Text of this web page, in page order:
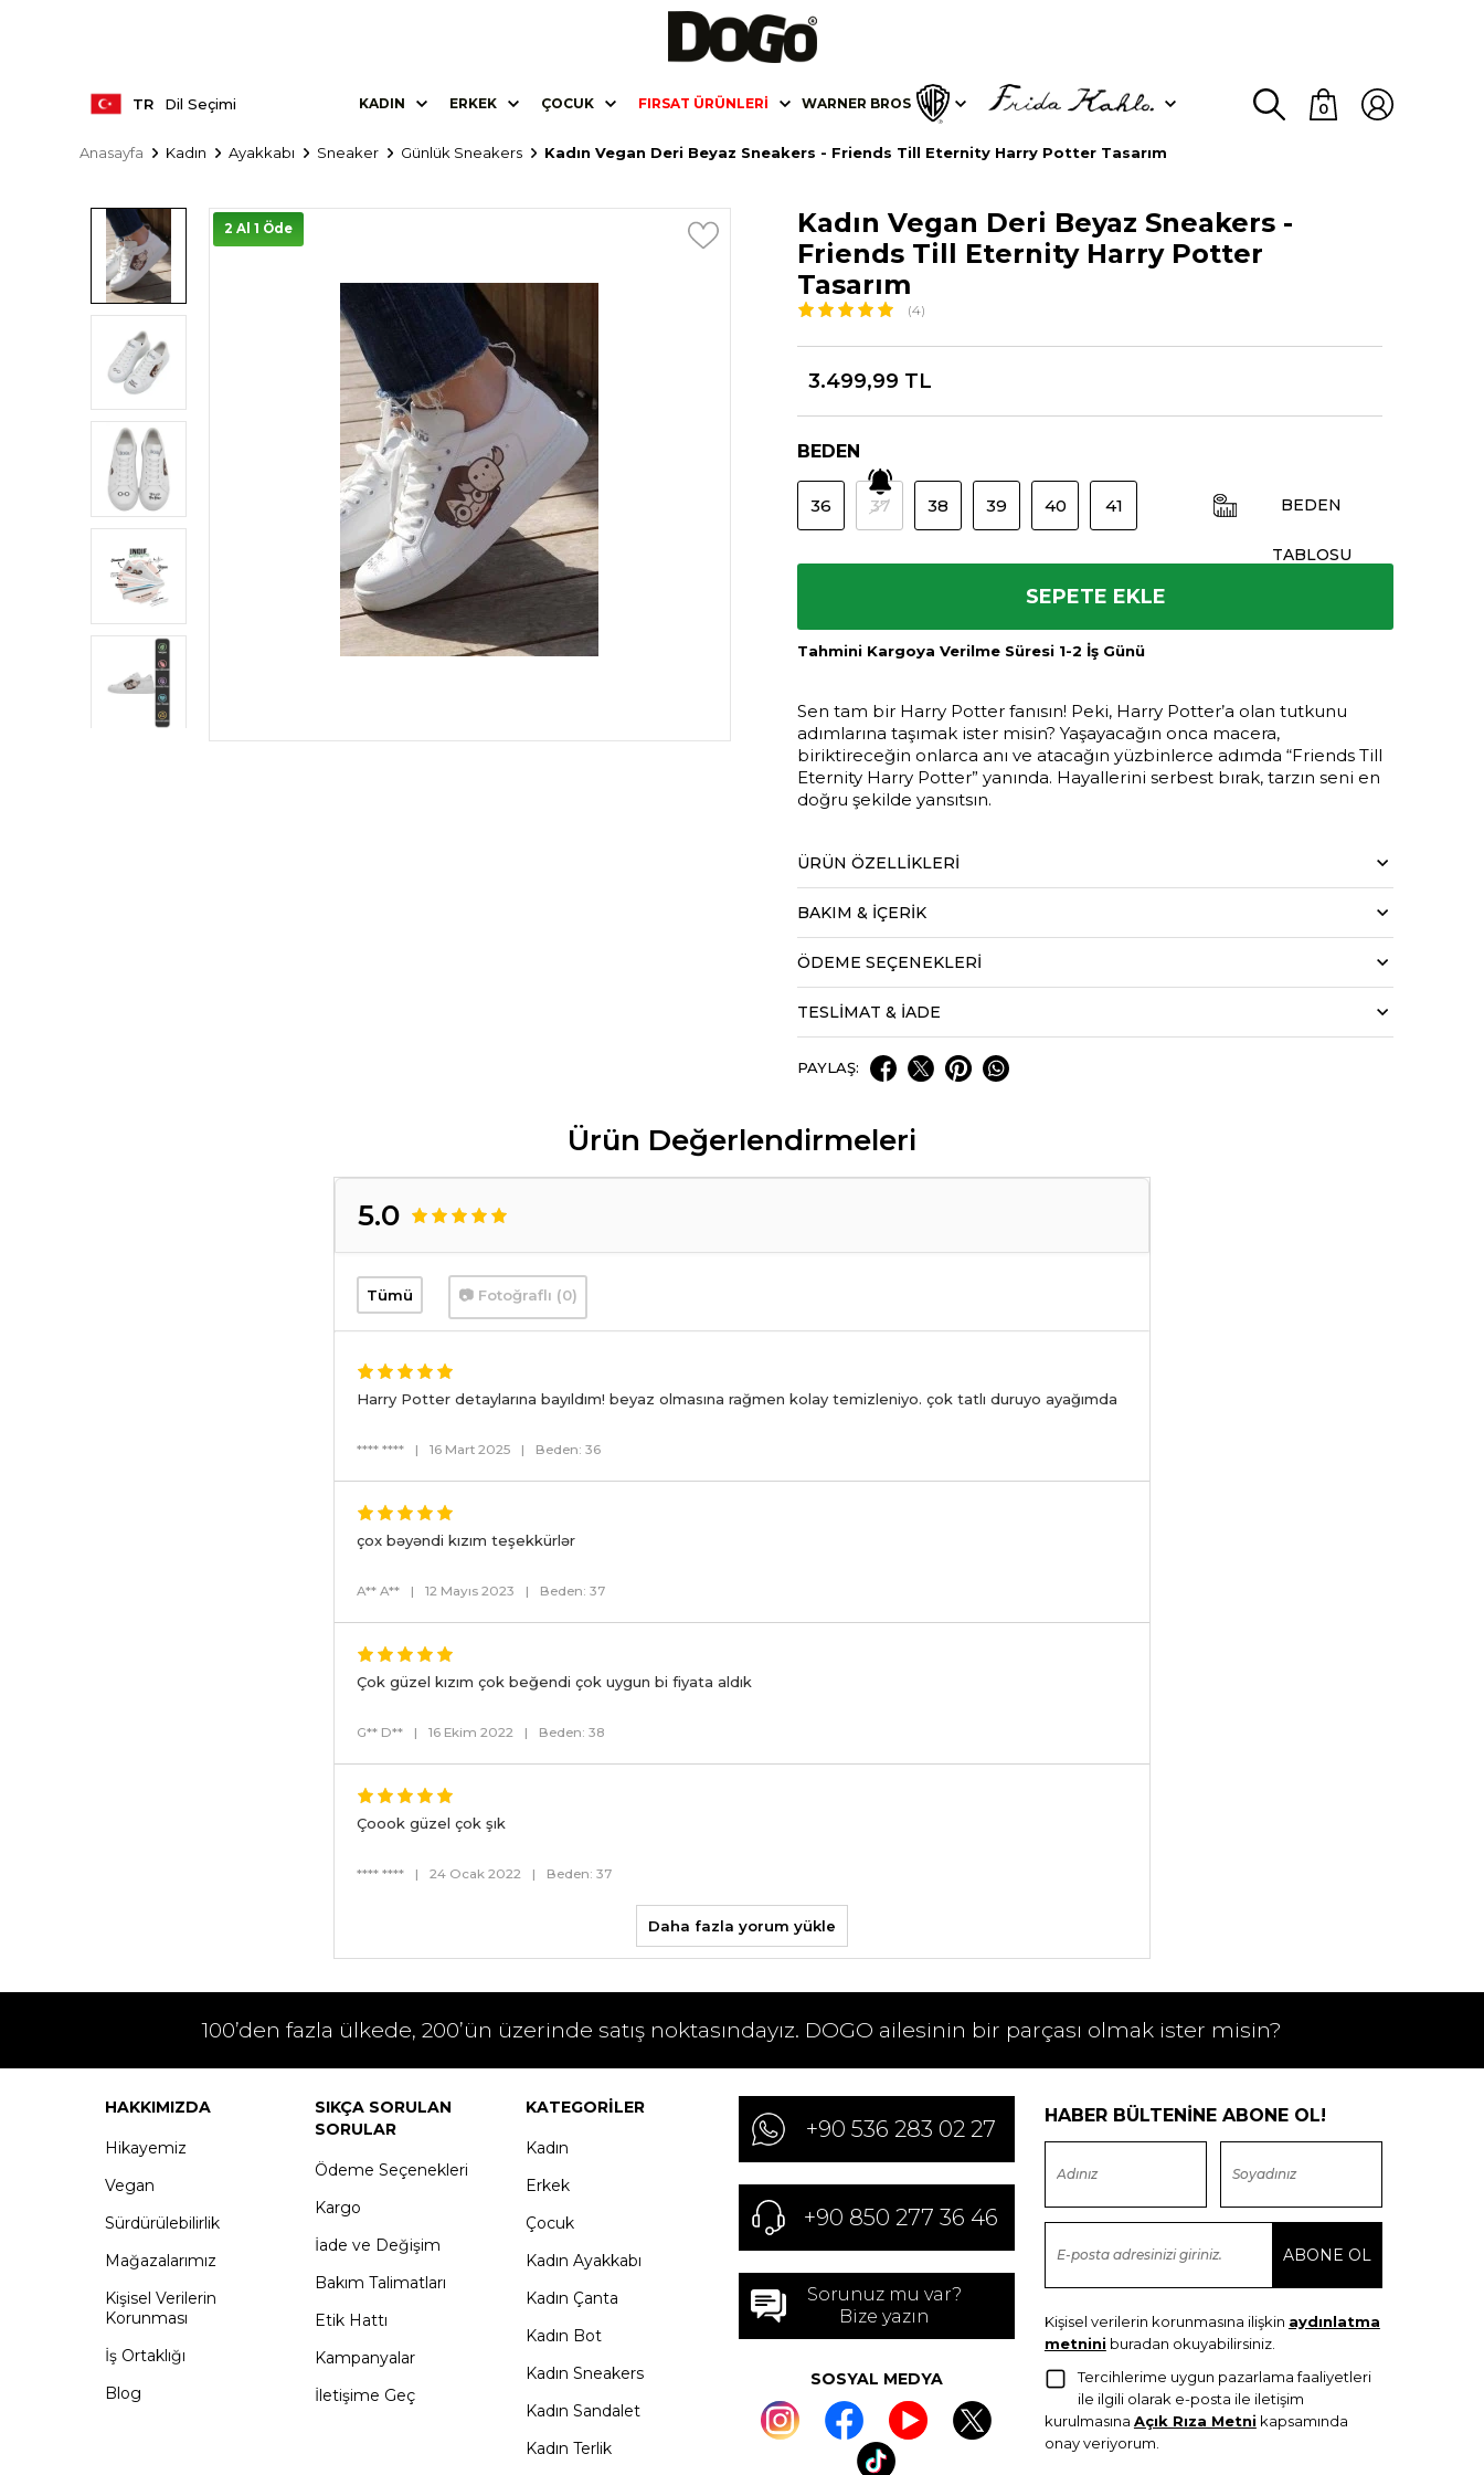
TR Dil Seçimi KADIN ERKEK ÇOCUK FIRSAT ÜRÜNLERI WARNER BROS 0
Anasayfa Kadın Ayakkabı Sneaker Günlük Sneakers Kadın Vegan Deri Beyaz Sneakers - Friends Till Eternity Harry Potter Tasarım
2 Al 1 Öde
Kadın Vegan Deri Beyaz Sneakers -
Friends Till Eternity Harry Potter
Tasarım
(4)
3.499,99 TL
BEDEN
36 37 38 39 40 41 BEDEN
TABLOSU
SEPETE EKLE
Tahmini Kargoya Verilme Süresi 1-2 İş Günü
Sen tam bir Harry Potter fanısın! Peki, Harry Potter’a olan tutkunu
adımlarına taşımak ister misin? Yaşayacağın onca macera,
biriktireceğin onlarca anı ve atacağın yüzbinlerce adımda “Friends Till
Eternity Harry Potter” yanında. Hayallerini serbest bırak, tarzın seni en
doğru şekilde yansıtsın.
ÜRÜN ÖZELLIKLERI
BAKIM & İÇERİK
ÖDEME SEÇENEKLERI
TESLİMAT & İADE
PAYLAŞ:
Ürün Değerlendirmeleri
5.0
Tümü 📷 Fotoğraflı (0)
Harry Potter detaylarına bayıldım! beyaz olmasına rağmen kolay temizleniyo. çok tatlı duruyo ayağımda
**** **** | 16 Mart 2025 | Beden: 36
çox bəyəndi kızım teşekkürlər
A** A** | 12 Mayıs 2023 | Beden: 37
Çok güzel kızım çok beğendi çok uygun bi fiyata aldık
G** D** | 16 Ekim 2022 | Beden: 38
Çoook güzel çok şık
**** **** | 24 Ocak 2022 | Beden: 37
Daha fazla yorum yükle
100’den fazla ülkede, 200’ün üzerinde satış noktasındayız. DOGO ailesinin bir parçası olmak ister misin?
HAKKIMIZDA
Hikayemiz
Vegan
Sürdürülebilirlik
Mağazalarımız
Kişisel Verilerin
Korunması
İş Ortaklığı
Blog
SIKÇA SORULAN
SORULAR
Ödeme Seçenekleri
Kargo
İade ve Değişim
Bakım Talimatları
Etik Hattı
Kampanyalar
İletişime Geç
KATEGORILER
Kadın
Erkek
Çocuk
Kadın Ayakkabı
Kadın Çanta
Kadın Bot
Kadın Sneakers
Kadın Sandalet
Kadın Terlik
+90 536 283 02 27
+90 850 277 36 46
Sorunuz mu var?
Bize yazın
SOSYAL MEDYA
HABER BÜLTENİNE ABONE OL!
Kişisel verilerin korunmasına ilişkin aydınlatma
metnini buradan okuyabilirsiniz.
Tercihlerime uygun pazarlama faaliyetleri
ile ilgili olarak e-posta ile iletişim
kurulmasına Açık Rıza Metni kapsamında
onay veriyorum.